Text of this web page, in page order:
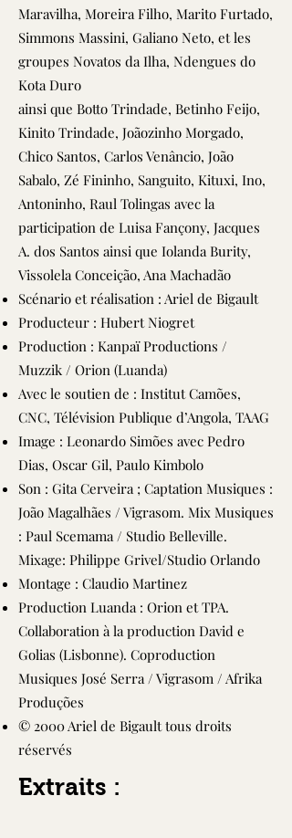
Maravilha, Moreira Filho, Marito Furtado,
Simmons Massini, Galiano Neto, et les
groupes Novatos da Ilha, Ndengues do
Kota Duro
ainsi que Botto Trindade, Betinho Feijo,
Kinito Trindade, Joãozinho Morgado,
Chico Santos, Carlos Venâncio, João
Sabalo, Zé Fininho, Sanguito, Kituxi, Ino,
Antoninho, Raul Tolingas avec la
participation de Luisa Fançony, Jacques
A. dos Santos ainsi que Iolanda Burity,
Vissolela Conceição, Ana Machadão
Scénario et réalisation : Ariel de Bigault
Producteur : Hubert Niogret
Production : Kanpaï Productions /
Muzzik / Orion (Luanda)
Avec le soutien de : Institut Camões,
CNC, Télévision Publique d’Angola, TAAG
Image : Leonardo Simões avec Pedro
Dias, Oscar Gil, Paulo Kimbolo
Son : Gita Cerveira ; Captation Musiques :
João Magalhães / Vigrasom. Mix Musiques
: Paul Scemama / Studio Belleville.
Mixage: Philippe Grivel/Studio Orlando
Montage : Claudio Martinez
Production Luanda : Orion et TPA.
Collaboration à la production David e
Golias (Lisbonne). Coproduction
Musiques José Serra / Vigrasom / Afrika
Produções
© 2000 Ariel de Bigault tous droits
réservés
Extraits :